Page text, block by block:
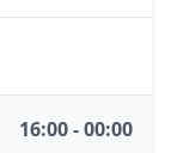
16:00 - 00:00